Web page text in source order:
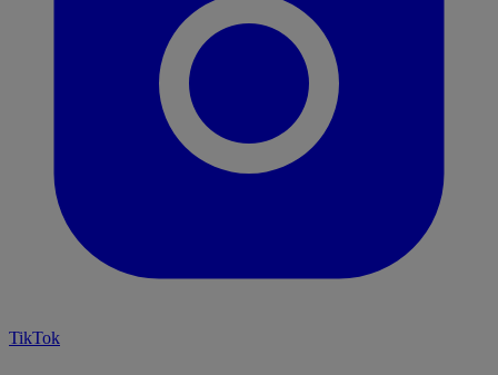
TikTok